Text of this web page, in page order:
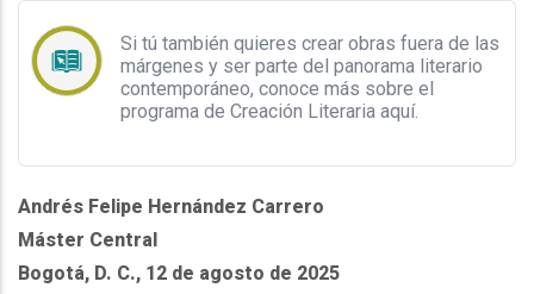
Si tú también quieres crear obras fuera de las
márgenes y ser parte del panorama literario
contemporáneo, conoce más sobre el
programa de Creación Literaria aquí.
Andrés Felipe Hernández Carrero
Máster Central
Bogotá, D. C., 12 de agosto de 2025